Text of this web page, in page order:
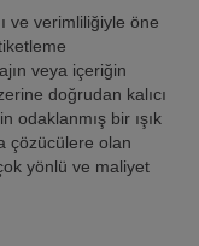
ve verimliliğiyle öne
veya içeriğin
doğrudan kalıcı
odaklanmış bir ışık
çözücülere olan
yönlü ve maliyet